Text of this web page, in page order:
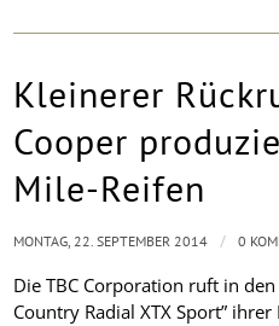
Kleinerer
Cooper
Mile-Reifen
Die TBC Corporation ruft in den
Country Radial XTX Sport”
MONTAG, 22. SEPTEMBER 2014 / 0